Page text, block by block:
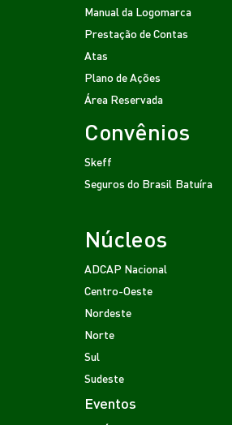
Manual da Logomarca
Prestação de Contas
Atas
Plano de Ações
Área Reservada
Convênios
Skeff
Seguros do Brasil Batuíra
Núcleos
ADCAP Nacional
Centro-Oeste
Nordeste
Norte
Sul
Sudeste
Eventos